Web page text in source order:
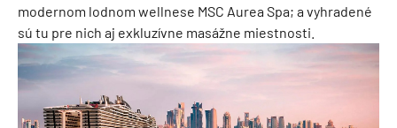
modernom lodnom wellnese MSC Aurea Spa; a vyhradené
sú tu pre nich aj exkluzívne masážne miestnosti.